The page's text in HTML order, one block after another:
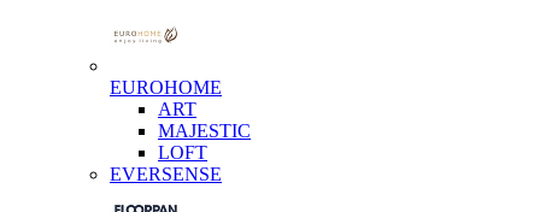
EUROHOME
ART
MAJESTIC
LOFT
EVERSENSE